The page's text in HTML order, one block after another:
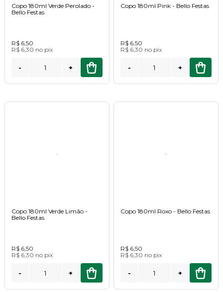
Copo 180ml Verde Perolado -
Bello Festas
R$ 6,50
R$ 6,30 no pix
- +
Copo 180ml Pink - Bello Festas
R$ 6,50
R$ 6,30 no pix
- +
Copo 180ml Verde Limão -
Bello Festas
R$ 6,50
R$ 6,30 no pix
- +
Copo 180ml Roxo - Bello Festas
R$ 6,50
R$ 6,30 no pix
- +